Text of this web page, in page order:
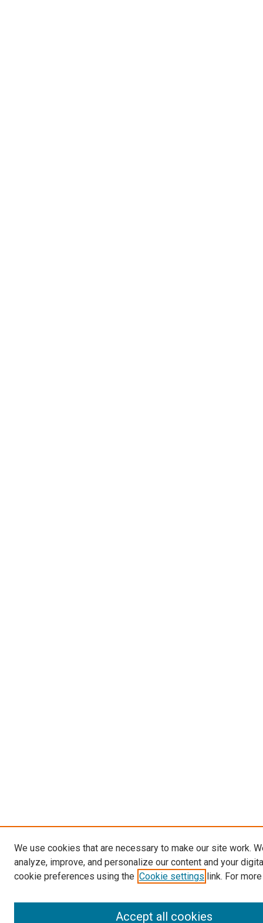
We use cookies that are necessary to make our site work.
analyze, improve, and personalize our content and your
cookie preferences using the Cookie settings link. For
Accept all cookies